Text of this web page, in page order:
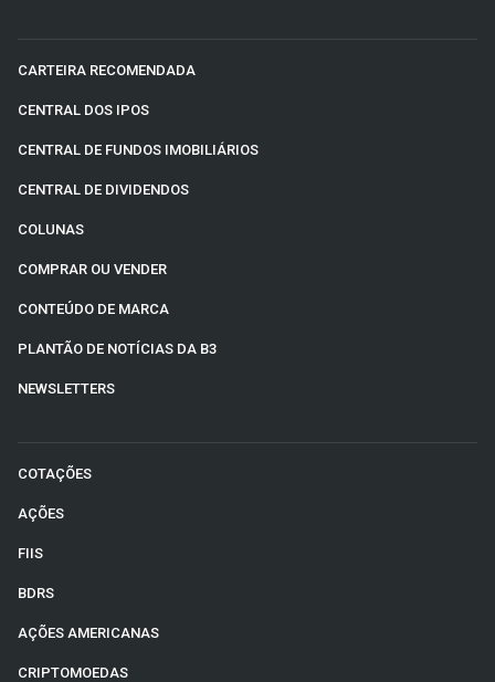
CARTEIRA RECOMENDADA
CENTRAL DOS IPOS
CENTRAL DE FUNDOS IMOBILIÁRIOS
CENTRAL DE DIVIDENDOS
COLUNAS
COMPRAR OU VENDER
CONTEÚDO DE MARCA
PLANTÃO DE NOTÍCIAS DA B3
NEWSLETTERS
COTAÇÕES
AÇÕES
FIIS
BDRS
AÇÕES AMERICANAS
CRIPTOMOEDAS